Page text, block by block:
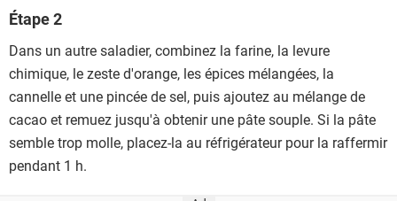
Étape 2
Dans un autre saladier, combinez la farine, la levure
chimique, le zeste d'orange, les épices mélangées, la
cannelle et une pincée de sel, puis ajoutez au mélange de
cacao et remuez jusqu'à obtenir une pâte souple. Si la pâte
semble trop molle, placez-la au réfrigérateur pour la raffermir
pendant 1 h.